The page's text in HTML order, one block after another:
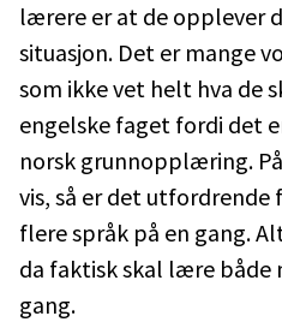
lærere er at de opplever
situasjon. Det er mange
som ikke vet helt hva de
engelske faget fordi det
norsk grunnopplæring.
vis, så er det
flere språk på en gang.
da faktisk skal lære både
gang.